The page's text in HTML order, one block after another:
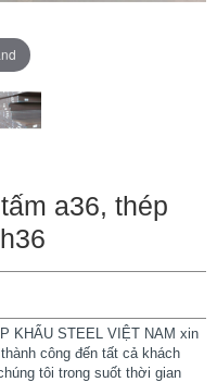
a36, thép
KHẨU STEEL VIỆT NAM xin
công đến tất cả khách
tôi trong suốt thời gian